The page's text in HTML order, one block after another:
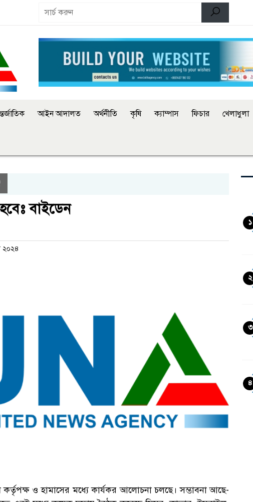
আইন আদালত অর্থনীতি কৃষি ক্যাম্পাস ফিচার খেলাধুলা
বাইডেন
২০২৪
কর্তৃপক্ষ ও হামাসের মধ্যে কার্যকর আলোচনা চলছে। সম্ভাবনা আছে-
১
২
৩
৪